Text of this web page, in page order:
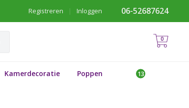
06-52687624
Inloggen
|
Registreren
0
Kamerdecoratie Poppen